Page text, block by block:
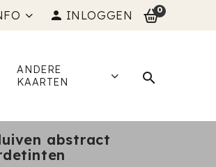
INLOGGEN 0
ANDERE
KAARTEN
abstract